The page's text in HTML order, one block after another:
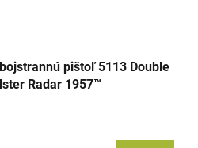
pištoľ 5113 Double
Radar 1957™